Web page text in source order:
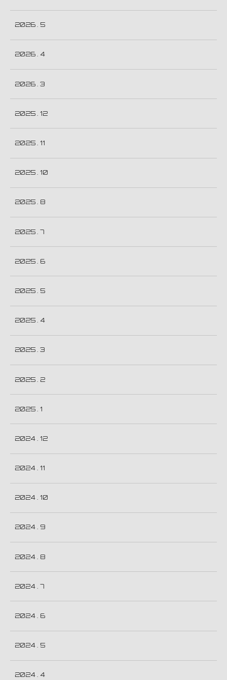
2026 . 5
2026 . 4
2026 . 3
2025 . 12
2025 . 11
2025 . 10
2025 . 8
2025 . 7
2025 . 6
2025 . 5
2025 . 4
2025 . 3
2025 . 2
2025 . 1
2024 . 12
2024 . 11
2024 . 10
2024 . 9
2024 . 8
2024 . 7
2024 . 6
2024 . 5
2024 . 4